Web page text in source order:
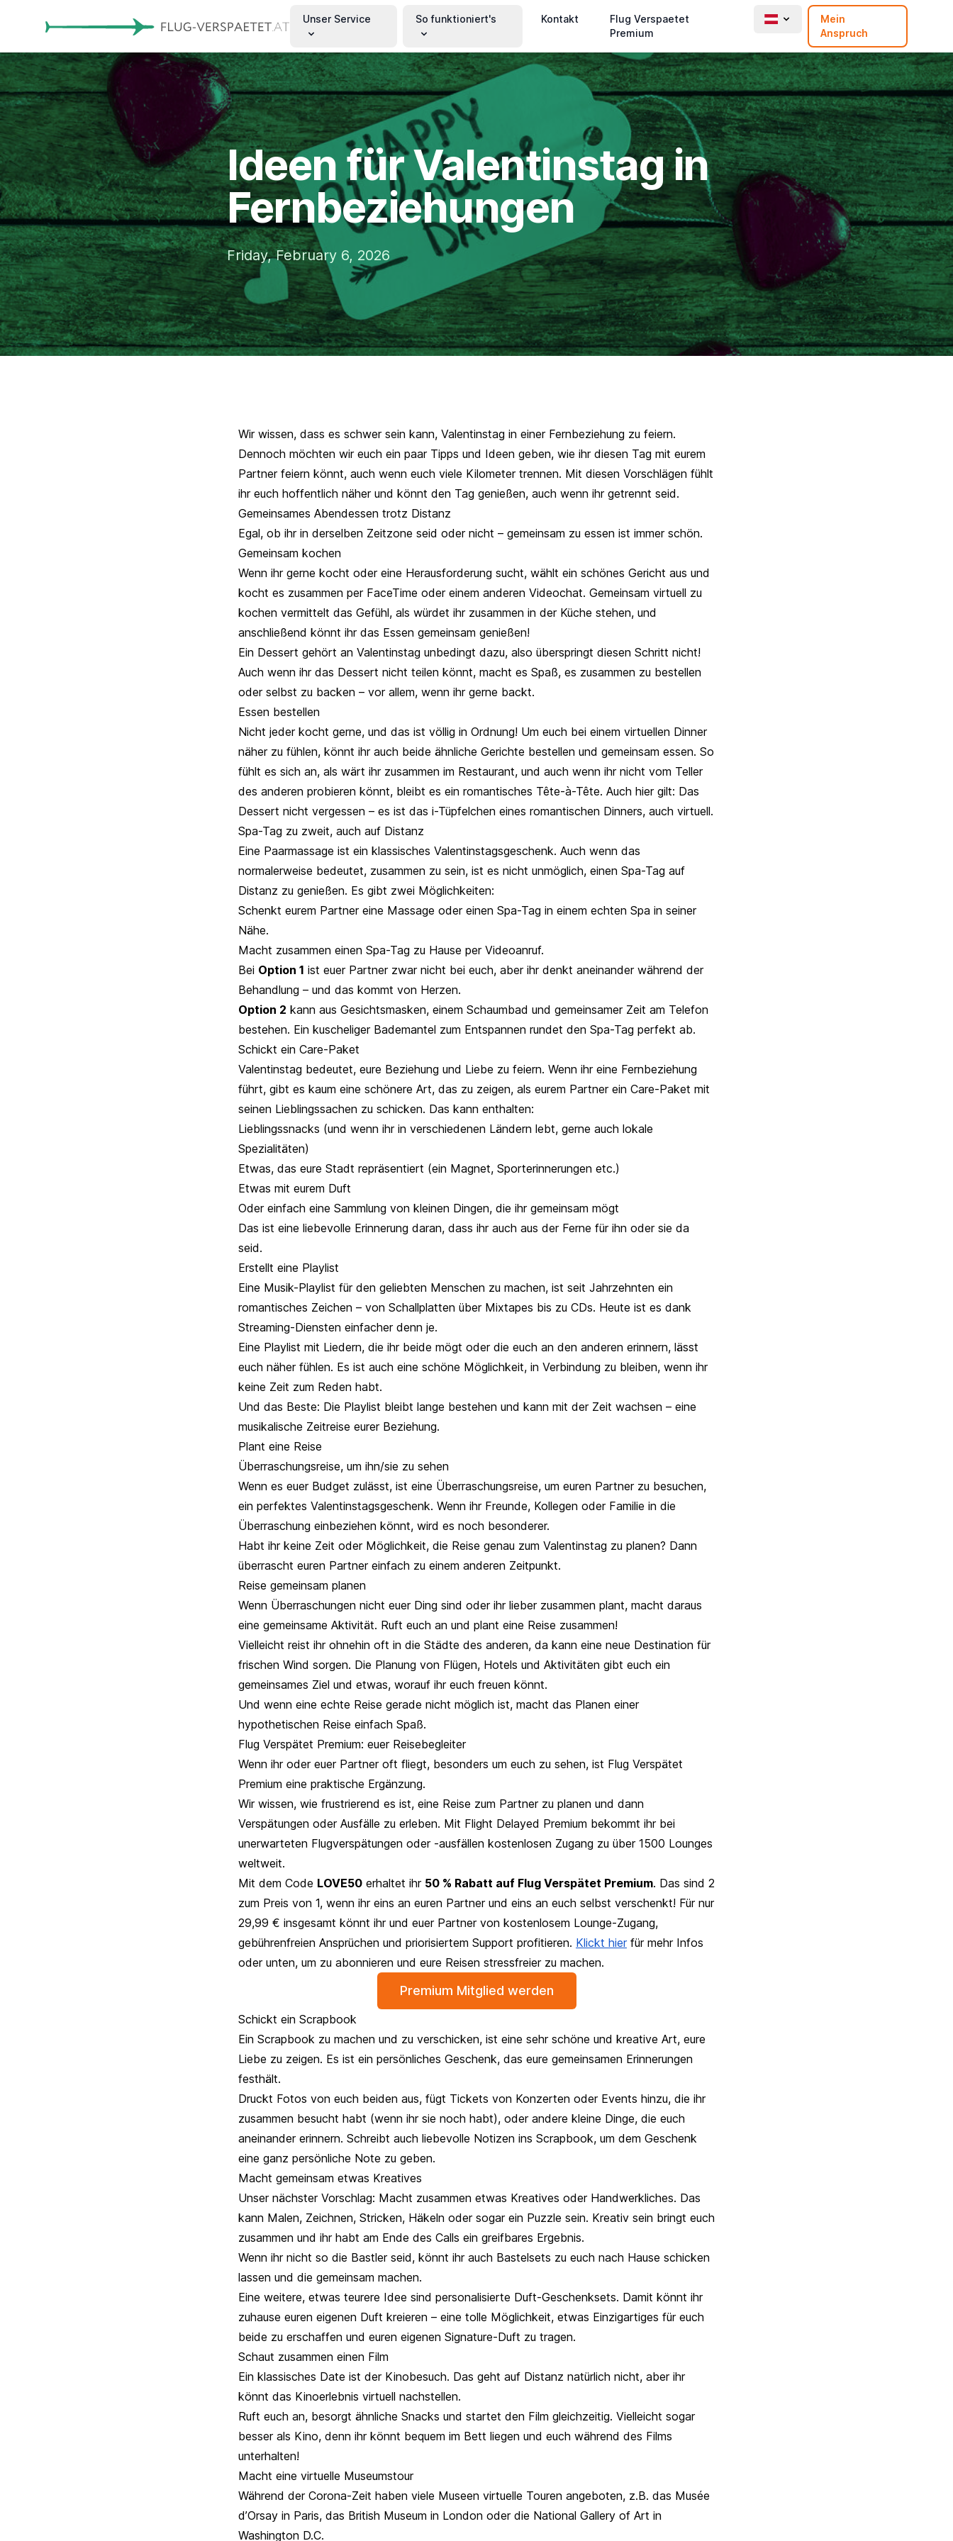
Unser Service So funktioniert's Kontakt
Flug Verspaetet
Premium
Mein
Anspruch
Ideen für Valentinstag in
Fernbeziehungen
Friday, February 6, 2026
Wir wissen, dass es schwer sein kann, Valentinstag in einer Fernbeziehung zu feiern.
Dennoch möchten wir euch ein paar Tipps und Ideen geben, wie ihr diesen Tag mit eurem
Partner feiern könnt, auch wenn euch viele Kilometer trennen. Mit diesen Vorschlägen fühlt
ihr euch hoffentlich näher und könnt den Tag genießen, auch wenn ihr getrennt seid.
Gemeinsames Abendessen trotz Distanz
Egal, ob ihr in derselben Zeitzone seid oder nicht – gemeinsam zu essen ist immer schön.
Gemeinsam kochen
Wenn ihr gerne kocht oder eine Herausforderung sucht, wählt ein schönes Gericht aus und
kocht es zusammen per FaceTime oder einem anderen Videochat. Gemeinsam virtuell zu
kochen vermittelt das Gefühl, als würdet ihr zusammen in der Küche stehen, und
anschließend könnt ihr das Essen gemeinsam genießen!
Ein Dessert gehört an Valentinstag unbedingt dazu, also überspringt diesen Schritt nicht!
Auch wenn ihr das Dessert nicht teilen könnt, macht es Spaß, es zusammen zu bestellen
oder selbst zu backen – vor allem, wenn ihr gerne backt.
Essen bestellen
Nicht jeder kocht gerne, und das ist völlig in Ordnung! Um euch bei einem virtuellen Dinner
näher zu fühlen, könnt ihr auch beide ähnliche Gerichte bestellen und gemeinsam essen. So
fühlt es sich an, als wärt ihr zusammen im Restaurant, und auch wenn ihr nicht vom Teller
des anderen probieren könnt, bleibt es ein romantisches Tête-à-Tête. Auch hier gilt: Das
Dessert nicht vergessen – es ist das i-Tüpfelchen eines romantischen Dinners, auch virtuell.
Spa-Tag zu zweit, auch auf Distanz
Eine Paarmassage ist ein klassisches Valentinstagsgeschenk. Auch wenn das
normalerweise bedeutet, zusammen zu sein, ist es nicht unmöglich, einen Spa-Tag auf
Distanz zu genießen. Es gibt zwei Möglichkeiten:
Schenkt eurem Partner eine Massage oder einen Spa-Tag in einem echten Spa in seiner
Nähe.
Macht zusammen einen Spa-Tag zu Hause per Videoanruf.
Bei Option 1 ist euer Partner zwar nicht bei euch, aber ihr denkt aneinander während der
Behandlung – und das kommt von Herzen.
Option 2 kann aus Gesichtsmasken, einem Schaumbad und gemeinsamer Zeit am Telefon
bestehen. Ein kuscheliger Bademantel zum Entspannen rundet den Spa-Tag perfekt ab.
Schickt ein Care-Paket
Valentinstag bedeutet, eure Beziehung und Liebe zu feiern. Wenn ihr eine Fernbeziehung
führt, gibt es kaum eine schönere Art, das zu zeigen, als eurem Partner ein Care-Paket mit
seinen Lieblingssachen zu schicken. Das kann enthalten:
Lieblingssnacks (und wenn ihr in verschiedenen Ländern lebt, gerne auch lokale
Spezialitäten)
Etwas, das eure Stadt repräsentiert (ein Magnet, Sporterinnerungen etc.)
Etwas mit eurem Duft
Oder einfach eine Sammlung von kleinen Dingen, die ihr gemeinsam mögt
Das ist eine liebevolle Erinnerung daran, dass ihr auch aus der Ferne für ihn oder sie da
seid.
Erstellt eine Playlist
Eine Musik-Playlist für den geliebten Menschen zu machen, ist seit Jahrzehnten ein
romantisches Zeichen – von Schallplatten über Mixtapes bis zu CDs. Heute ist es dank
Streaming-Diensten einfacher denn je.
Eine Playlist mit Liedern, die ihr beide mögt oder die euch an den anderen erinnern, lässt
euch näher fühlen. Es ist auch eine schöne Möglichkeit, in Verbindung zu bleiben, wenn ihr
keine Zeit zum Reden habt.
Und das Beste: Die Playlist bleibt lange bestehen und kann mit der Zeit wachsen – eine
musikalische Zeitreise eurer Beziehung.
Plant eine Reise
Überraschungsreise, um ihn/sie zu sehen
Wenn es euer Budget zulässt, ist eine Überraschungsreise, um euren Partner zu besuchen,
ein perfektes Valentinstagsgeschenk. Wenn ihr Freunde, Kollegen oder Familie in die
Überraschung einbeziehen könnt, wird es noch besonderer.
Habt ihr keine Zeit oder Möglichkeit, die Reise genau zum Valentinstag zu planen? Dann
überrascht euren Partner einfach zu einem anderen Zeitpunkt.
Reise gemeinsam planen
Wenn Überraschungen nicht euer Ding sind oder ihr lieber zusammen plant, macht daraus
eine gemeinsame Aktivität. Ruft euch an und plant eine Reise zusammen!
Vielleicht reist ihr ohnehin oft in die Städte des anderen, da kann eine neue Destination für
frischen Wind sorgen. Die Planung von Flügen, Hotels und Aktivitäten gibt euch ein
gemeinsames Ziel und etwas, worauf ihr euch freuen könnt.
Und wenn eine echte Reise gerade nicht möglich ist, macht das Planen einer
hypothetischen Reise einfach Spaß.
Flug Verspätet Premium: euer Reisebegleiter
Wenn ihr oder euer Partner oft fliegt, besonders um euch zu sehen, ist Flug Verspätet
Premium eine praktische Ergänzung.
Wir wissen, wie frustrierend es ist, eine Reise zum Partner zu planen und dann
Verspätungen oder Ausfälle zu erleben. Mit Flight Delayed Premium bekommt ihr bei
unerwarteten Flugverspätungen oder -ausfällen kostenlosen Zugang zu über 1500 Lounges
weltweit.
Mit dem Code LOVE50 erhaltet ihr 50 % Rabatt auf Flug Verspätet Premium. Das sind 2
zum Preis von 1, wenn ihr eins an euren Partner und eins an euch selbst verschenkt! Für nur
29,99 € insgesamt könnt ihr und euer Partner von kostenlosem Lounge-Zugang,
gebührenfreien Ansprüchen und priorisiertem Support profitieren. Klickt hierfür mehr Infos
oder unten, um zu abonnieren und eure Reisen stressfreier zu machen.
Premium Mitglied werden
Schickt ein Scrapbook
Ein Scrapbook zu machen und zu verschicken, ist eine sehr schöne und kreative Art, eure
Liebe zu zeigen. Es ist ein persönliches Geschenk, das eure gemeinsamen Erinnerungen
festhält.
Druckt Fotos von euch beiden aus, fügt Tickets von Konzerten oder Events hinzu, die ihr
zusammen besucht habt (wenn ihr sie noch habt), oder andere kleine Dinge, die euch
aneinander erinnern. Schreibt auch liebevolle Notizen ins Scrapbook, um dem Geschenk
eine ganz persönliche Note zu geben.
Macht gemeinsam etwas Kreatives
Unser nächster Vorschlag: Macht zusammen etwas Kreatives oder Handwerkliches. Das
kann Malen, Zeichnen, Stricken, Häkeln oder sogar ein Puzzle sein. Kreativ sein bringt euch
zusammen und ihr habt am Ende des Calls ein greifbares Ergebnis.
Wenn ihr nicht so die Bastler seid, könnt ihr auch Bastelsets zu euch nach Hause schicken
lassen und die gemeinsam machen.
Eine weitere, etwas teurere Idee sind personalisierte Duft-Geschenksets. Damit könnt ihr
zuhause euren eigenen Duft kreieren – eine tolle Möglichkeit, etwas Einzigartiges für euch
beide zu erschaffen und euren eigenen Signature-Duft zu tragen.
Schaut zusammen einen Film
Ein klassisches Date ist der Kinobesuch. Das geht auf Distanz natürlich nicht, aber ihr
könnt das Kinoerlebnis virtuell nachstellen.
Ruft euch an, besorgt ähnliche Snacks und startet den Film gleichzeitig. Vielleicht sogar
besser als Kino, denn ihr könnt bequem im Bett liegen und euch während des Films
unterhalten!
Macht eine virtuelle Museumstour
Während der Corona-Zeit haben viele Museen virtuelle Touren angeboten, z.B. das Musée
d’Orsay in Paris, das British Museum in London oder die National Gallery of Art in
Washington D.C.